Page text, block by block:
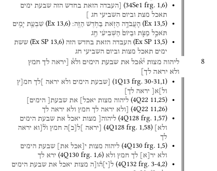
(34Se1 frg. 1,6) [העבדה הזאת בחדש הזה שבעת ימים
תאכל מצת וביום השביעי חג
(Ex 13,5) הָעֲבֹדָ֥ה הַזֹּ֖את בַּחֹ֥דֶשׁ הַזֶּֽה׃ (Ex 13,6) שִׁבְעַ֥ת יָמִ֖ים
תֹּאכַ֣ל מַצֹּ֑ת וּבַיּוֹם֙ הַשְּׁבִיעִ֔י חַ֖ג
(Ex SP 13,5) העבדה הזאת בחדש הזה (Ex SP 13,6)
ששת
ימים תאכל מצות וביום השביעי חג
8 ליהוה מצות י֯א֯כל את שבעת הימים ולא֯ [יראה לך חמץ
ולא יראה לך]
(1Q13 frg. 30-31,1) [שבעת הימים ולא יראה ]לך חמ[ץ
ול]א[
יראה לך]
(4Q22 11,25) ליהוה מצות יאכל] את שבעת[ הימים]
(4Q22 11,26) [ולא יראה לך חמץ ולא יראה לך
(4Q128 frg. 1,57) ליהוה[ מצות יאכל את שבעת הימים
ולא]
(4Q128 frg. 1,58) [יראה ]ל כ ה חמץ ול֯[וא יראה
לך
(4Q130 frg. 1,5) ליהוה מצות י[אכל את] שבעת הימים
ולא יר א לך חמץ ולא (4Q130 frg. 1,6) ירא לך
(4Q132 frg. 3-4,2) ל י ה֯ו[ה מצות יאכל את שבעת הימים